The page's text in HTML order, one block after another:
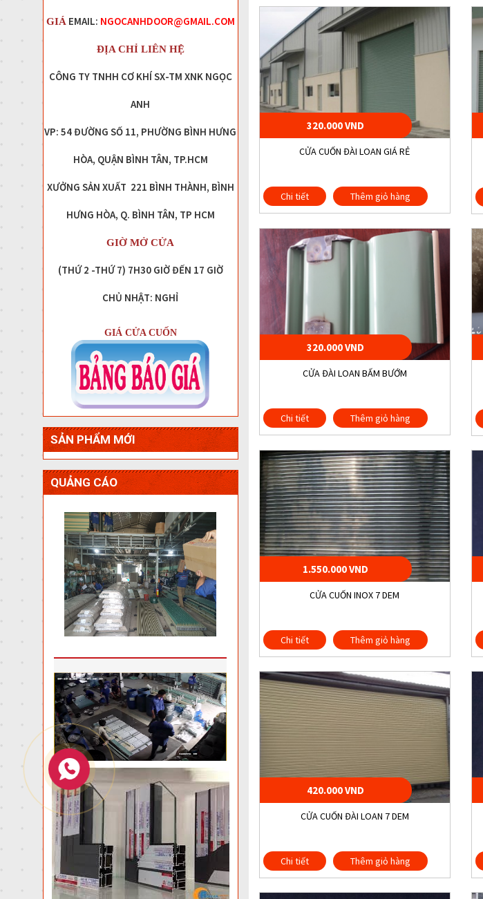
320.000 VND
CỬA CUỐN ĐÀI LOAN GIÁ RẺ
Chi tiết Thêm giỏ hàng
320.000 VND
CỬA ĐÀI LOAN BẤM BƯỚM
Chi tiết Thêm giỏ hàng
1.550.000 VND
CỬA CUỐN INOX 7 DEM
Chi tiết Thêm giỏ hàng
420.000 VND
CỬA CUỐN ĐÀI LOAN 7 DEM
Chi tiết Thêm giỏ hàng
GIÁEMAIL: NGOCANHDOOR@GMAIL.COM
ĐỊA CHỈ LIÊN HỆ
CÔNG TY TNHH CƠ KHÍ SX-TM XNK NGỌC
ANH
VP: 54 ĐƯỜNG SỐ 11, PHƯỜNG BÌNH HƯNG
HÒA, QUẬN BÌNH TÂN, TP.HCM
XƯỞNG SẢN XUẤT 221 BÌNH THÀNH, BÌNH
HƯNG HÒA, Q. BÌNH TÂN, TP HCM
GIỜ MỞ CỬA
(THỨ 2 -THỨ 7) 7H30 GIỜ ĐẾN 17 GIỜ
CHỦ NHẬT: NGHỈ
GIÁ CỬA CUỐN
SẢN PHẨM MỚI
QUẢNG CÁO